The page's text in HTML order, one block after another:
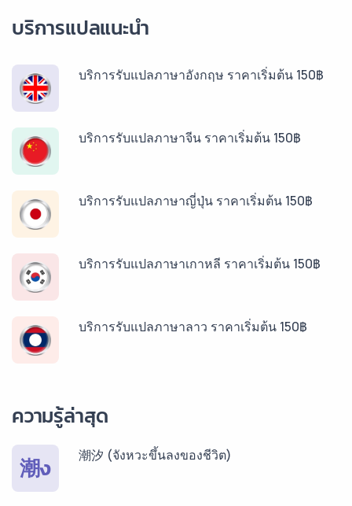
บริการแปลแนะนำ
บริการรับแปลภาษาอังกฤษ ราคาเริ่มต้น 150฿
บริการรับแปลภาษาจีน ราคาเริ่มต้น 150฿
บริการรับแปลภาษาญี่ปุ่น ราคาเริ่มต้น 150฿
บริการรับแปลภาษาเกาหลี ราคาเริ่มต้น 150฿
บริการรับแปลภาษาลาว ราคาเริ่มต้น 150฿
บริการรับแปลภาษากัมพูชา ราคาเริ่มต้น 150฿
ความรู้ล่าสุด
潮ง 潮汐 (จังหวะขึ้นลงของชีวิต)